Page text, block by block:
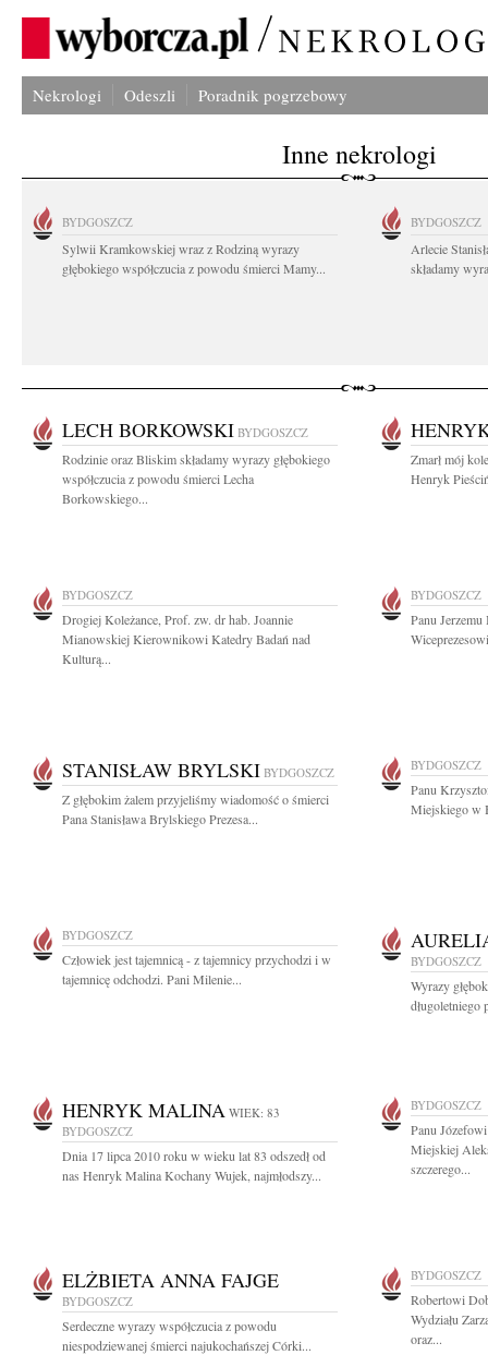
Nekrologi Odeszli Poradnik pogrzebowy
Inne nekrologi
BYDGOSZCZ
Sylwii Kramkowskiej wraz z Rodziną wyrazy
głębokiego współczucia z powodu śmierci Mamy...
BYDGOSZCZ
Arlecie
składamy
LECH BORKOWSKI BYDGOSZCZ
Rodzinie oraz Bliskim składamy wyrazy głębokiego
współczucia z powodu śmierci Lecha
Borkowskiego...
Zmarł mój
Henryk
BYDGOSZCZ
Drogiej Koleżance, Prof. zw. dr hab. Joannie
Mianowskiej Kierownikowi Katedry Badań nad
Kulturą...
BYDGOSZCZ
Panu
STANISŁAW BRYLSKI BYDGOSZCZ
Z głębokim żalem przyjeliśmy wiadomość o śmierci
Pana Stanisława Brylskiego Prezesa...
BYDGOSZCZ
Panu
Miejskiego w
BYDGOSZCZ
Człowiek jest tajemnicą - z tajemnicy przychodzi i w
tajemnicę odchodzi. Pani Milenie...
BYDGOSZCZ
Wyrazy
HENRYK MALINA WIEK: 83
BYDGOSZCZ
Dnia 17 lipca 2010 roku w wieku lat 83 odszedł od
nas Henryk Malina Kochany Wujek, najmłodszy...
BYDGOSZCZ
Panu
Miejskiej
szczerego...
ELŻBIETA ANNA FAJGE
BYDGOSZCZ
Serdeczne wyrazy współczucia z powodu
niespodziewanej śmierci najukochańszej Córki...
BYDGOSZCZ
Robertowi
Wydziału
oraz...